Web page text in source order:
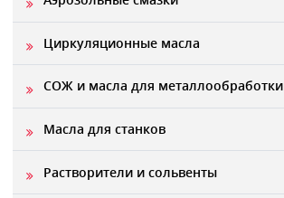
Циркуляционные масла
СОЖ и масла для металлообработки
Масла для станков
Растворители и сольвенты